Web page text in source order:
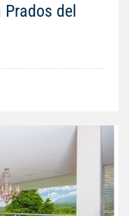
del